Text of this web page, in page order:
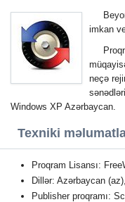
imkan
neçə
Windows XP Azərbaycan.
Texniki
Proqram Lisansı:
Dillər: Azərbaycan
Publisher proqramı: